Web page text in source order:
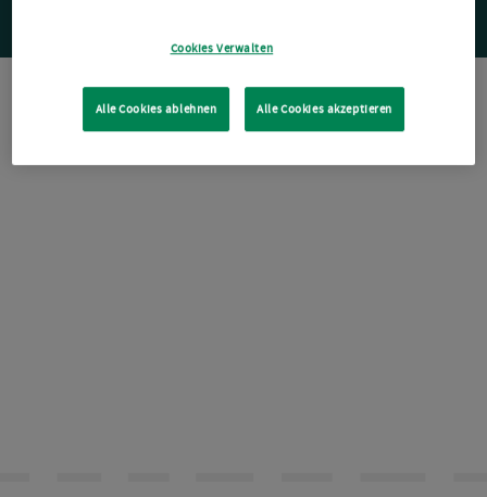
Cookies Verwalten
Alle Cookies ablehnen Alle Cookies akzeptieren